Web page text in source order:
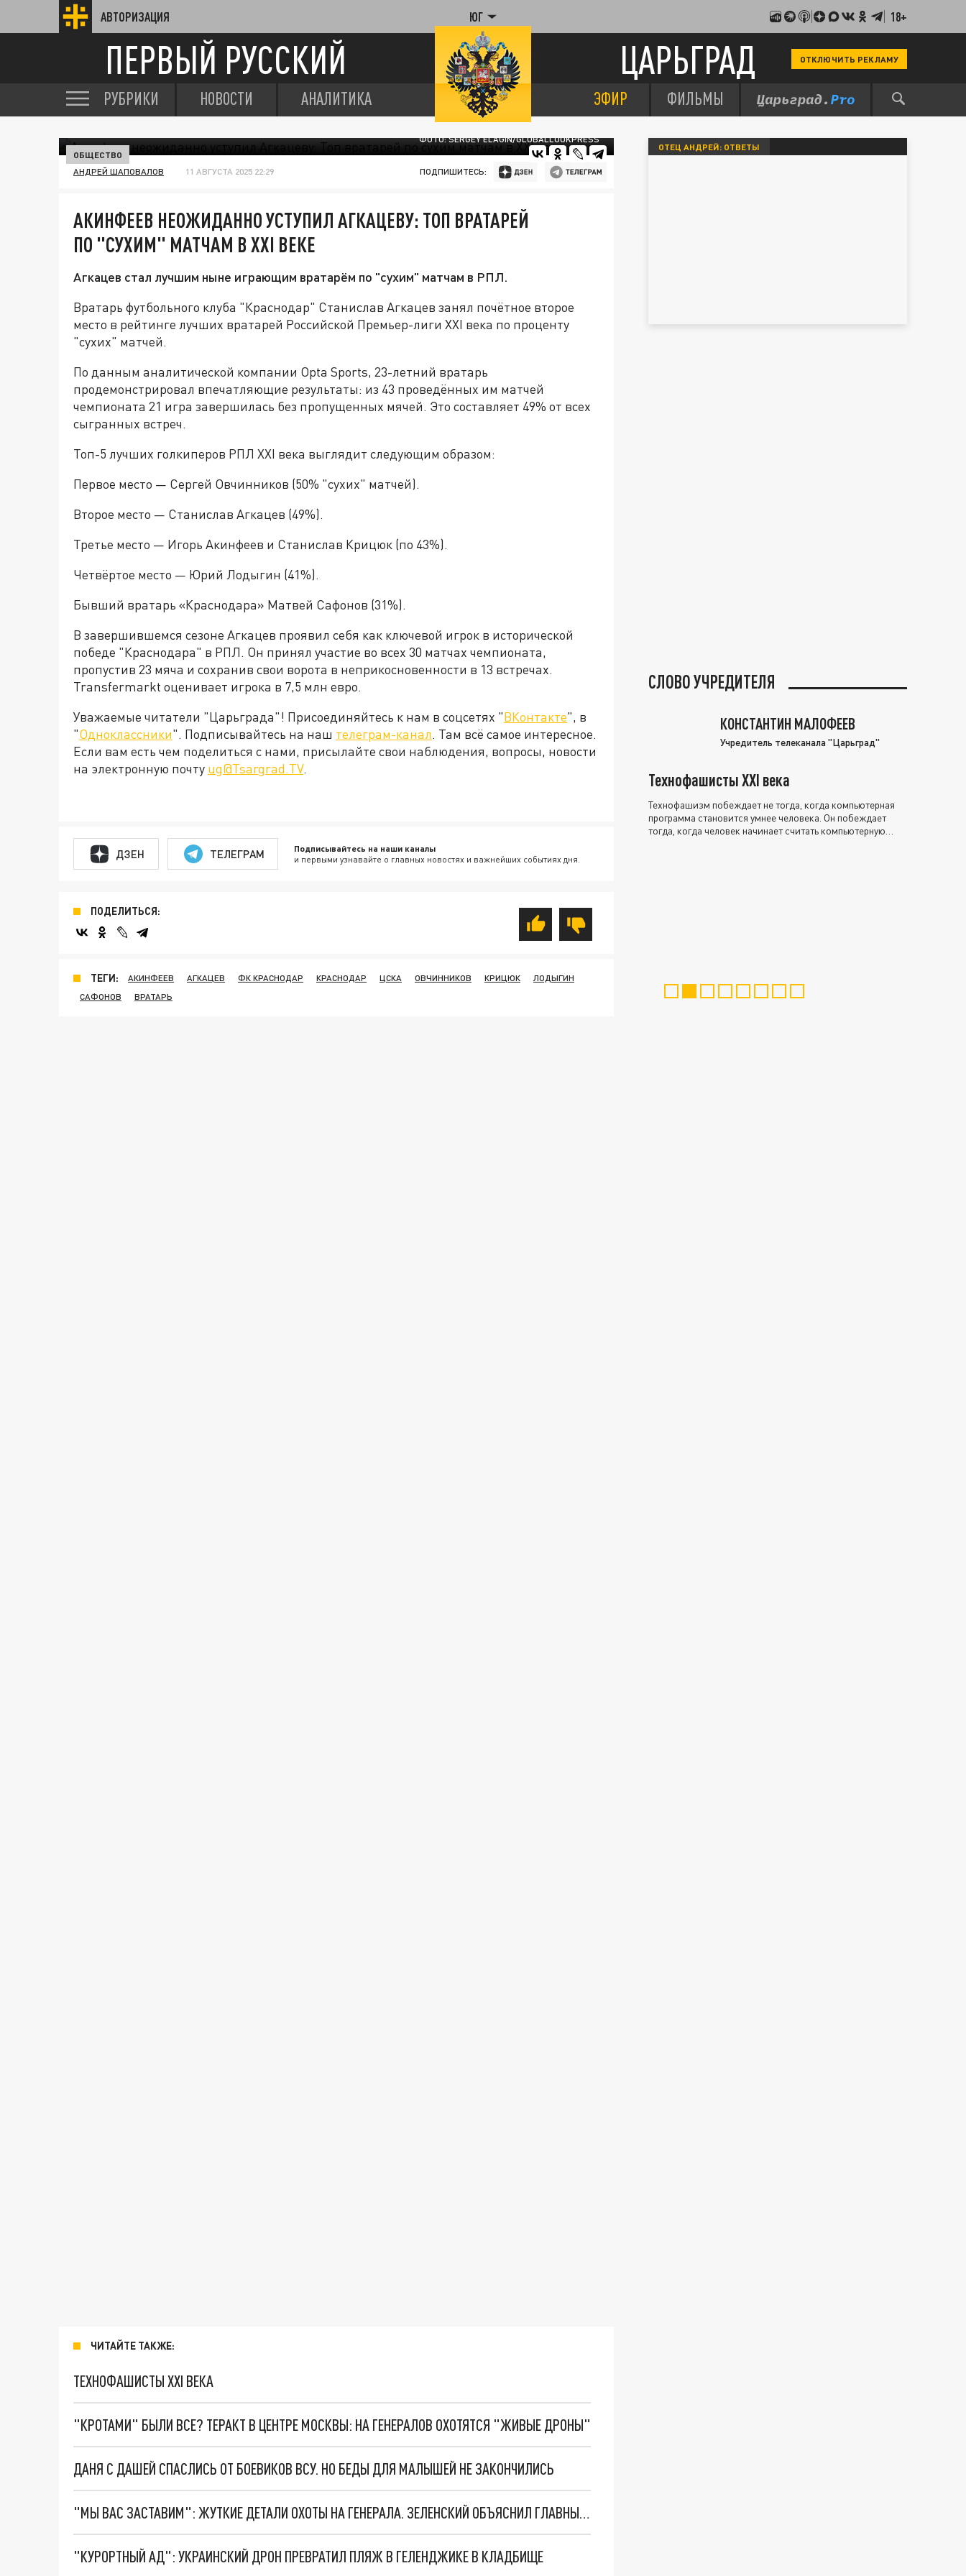
АВТОРИЗАЦИЯ ЮГ 18+
ПЕРВЫЙ РУССКИЙ ЦАРЬГРАД ОТКЛЮЧИТЬ РЕКЛАМУ
РУБРИКИ НОВОСТИ АНАЛИТИКА ЭФИР ФИЛЬМЫ
ФОТО: SERGEY ELAGIN/GLOBALLOOKPRESS
ОБЩЕСТВО
АНДРЕЙ ШАПОВАЛОВ 11 АВГУСТА 2025 22:29 ПОДПИШИТЕСЬ:
АКИНФЕЕВ НЕОЖИДАННО УСТУПИЛ АГКАЦЕВУ: ТОП ВРАТАРЕЙ
ПО "СУХИМ" МАТЧАМ В XXI ВЕКЕ
Агкацев стал лучшим ныне играющим вратарём по "сухим" матчам в РПЛ.
Вратарь футбольного клуба "Краснодар" Станислав Агкацев занял почётное второе
место в рейтинге лучших вратарей Российской Премьер-лиги XXI века по проценту
"сухих" матчей.
По данным аналитической компании Opta Sports, 23-летний вратарь
продемонстрировал впечатляющие результаты: из 43 проведённых им матчей
чемпионата 21 игра завершилась без пропущенных мячей. Это составляет 49% от всех
сыгранных встреч.
Топ-5 лучших голкиперов РПЛ XXI века выглядит следующим образом:
Первое место — Сергей Овчинников (50% "сухих" матчей).
Второе место — Станислав Агкацев (49%).
Третье место — Игорь Акинфеев и Станислав Крицюк (по 43%).
Четвёртое место — Юрий Лодыгин (41%).
Бывший вратарь «Краснодара» Матвей Сафонов (31%).
В завершившемся сезоне Агкацев проявил себя как ключевой игрок в исторической
победе "Краснодара" в РПЛ. Он принял участие во всех 30 матчах чемпионата,
пропустив 23 мяча и сохранив свои ворота в неприкосновенности в 13 встречах.
Transfermarkt оценивает игрока в 7,5 млн евро.
Уважаемые читатели "Царьграда"! Присоединяйтесь к нам в соцсетях "ВКонтакте", в
"Одноклассники". Подписывайтесь на наш телеграм-канал. Там всё самое интересное.
Если вам есть чем поделиться с нами, присылайте свои наблюдения, вопросы, новости
на электронную почту ug@Tsargrad.TV.
ДЗЕН ТЕЛЕГРАМ Подписывайтесь на наши каналы
и первыми узнавайте о главных новостях и важнейших событиях дня.
ПОДЕЛИТЬСЯ:
ТЕГИ: АКИНФЕЕВ АГКАЦЕВ ФК КРАСНОДАР КРАСНОДАР ЦСКА ОВЧИННИКОВ КРИЦЮК
ЛОДЫГИН
САФОНОВ
ВРАТАРЬ
ЧИТАЙТЕ ТАКЖЕ:
ТЕХНОФАШИСТЫ XXI ВЕКА
"КРОТАМИ" БЫЛИ ВСЕ? ТЕРАКТ В ЦЕНТРЕ МОСКВЫ: НА ГЕНЕРАЛОВ ОХОТЯТСЯ "ЖИВЫЕ ДРОНЫ"
ДАНЯ С ДАШЕЙ СПАСЛИСЬ ОТ БОЕВИКОВ ВСУ. НО БЕДЫ ДЛЯ МАЛЫШЕЙ НЕ ЗАКОНЧИЛИСЬ
"МЫ ВАС ЗАСТАВИМ": ЖУТКИЕ ДЕТАЛИ ОХОТЫ НА ГЕНЕРАЛА. ЗЕЛЕНСКИЙ ОБЪЯСНИЛ ГЛАВНЫЙ СМЫСЛ ТЕРАКТА В ЦЕНТРЕ МОСКВЫ
"КУРОРТНЫЙ АД": УКРАИНСКИЙ ДРОН ПРЕВРАТИЛ ПЛЯЖ В ГЕЛЕНДЖИКЕ В КЛАДБИЩЕ
ОТЕЦ АНДРЕЙ: ОТВЕТЫ
СЛОВО УЧРЕДИТЕЛЯ
КОНСТАНТИН МАЛОФЕЕВ
Учредитель телеканала "Царьград"
Технофашисты XXI века
Технофашизм побеждает не тогда, когда компьютерная
программа становится умнее человека. Он побеждает
тогда, когда человек начинает считать компьютерную